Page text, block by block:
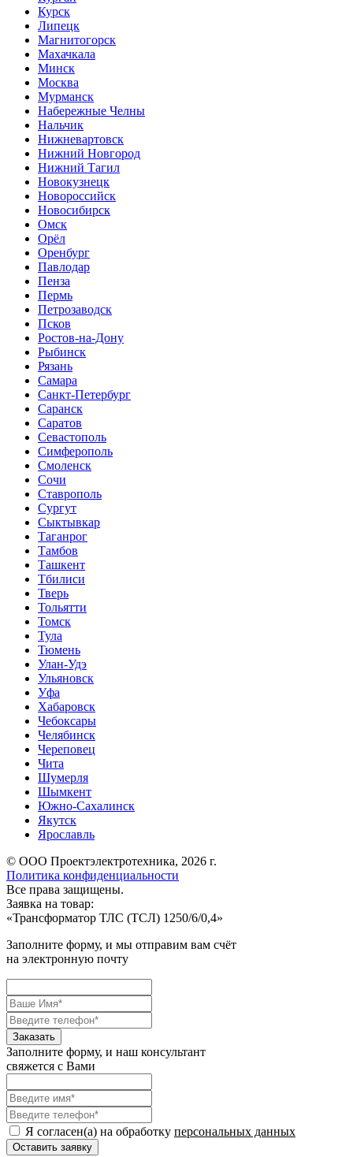
Курск
Липецк
Магнитогорск
Махачкала
Минск
Москва
Мурманск
Набережные Челны
Нальчик
Нижневартовск
Нижний Новгород
Нижний Тагил
Новокузнецк
Новороссийск
Новосибирск
Омск
Орёл
Оренбург
Павлодар
Пенза
Пермь
Петрозаводск
Псков
Ростов-на-Дону
Рыбинск
Рязань
Самара
Санкт-Петербург
Саранск
Саратов
Севастополь
Симферополь
Смоленск
Сочи
Ставрополь
Сургут
Сыктывкар
Таганрог
Тамбов
Ташкент
Тбилиси
Тверь
Тольятти
Томск
Тула
Тюмень
Улан-Удэ
Ульяновск
Уфа
Хабаровск
Чебоксары
Челябинск
Череповец
Чита
Шумерля
Шымкент
Южно-Сахалинск
Якутск
Ярославль
© ООО Проектэлектротехника, 2026 г.
Политика конфиденциальности
Все права защищены.
Заявка на товар:
«Трансформатор ТЛС (ТСЛ) 1250/6/0,4»
Заполните форму, и мы отправим вам счёт
на электронную почту
Заполните форму, и наш консультант
свяжется с Вами
Я согласен(а) на обработку персональных данных